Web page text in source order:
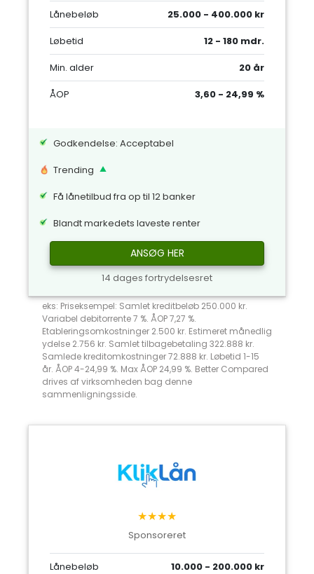
Lånebeløb
25.000 - 400.000 kr
Løbetid
12 - 180 mdr.
Min. alder
20 år
ÅOP
3,60 - 24,99 %
Godkendelse: Acceptabel
Trending
Få lånetilbud fra op til 12 banker
Blandt markedets laveste renter
ANSØG HER
14 dages fortrydelsesret
eks: Priseksempel: Samlet kreditbeløb 250.000 kr.
Variabel debitorrente 7 %. ÅOP 7,27 %.
Etableringsomkostninger 2.500 kr. Estimeret månedlig
ydelse 2.756 kr. Samlet tilbagebetaling 322.888 kr.
Samlede kreditomkostninger 72.888 kr. Løbetid 1-15
år. ÅOP 4-24,99 %. Max ÅOP 24,99 %. Better Compared
drives af virksomheden bag denne
sammenligningsside.
★★★★
Sponsoreret
Lånebeløb
10.000 - 200.000 kr